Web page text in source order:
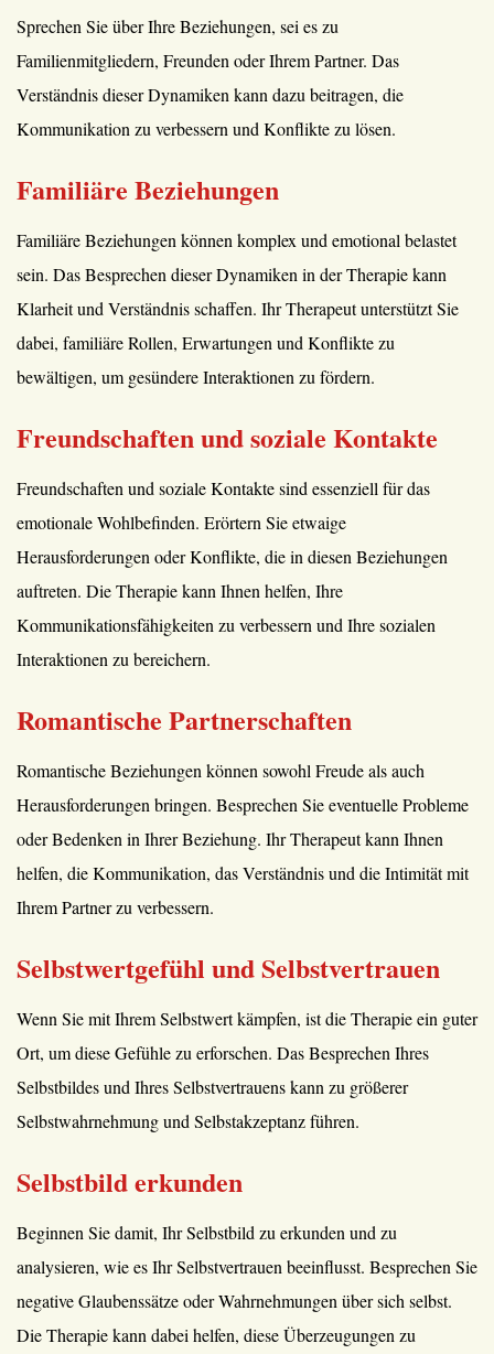
Sprechen Sie über Ihre Beziehungen, sei es zu
Familienmitgliedern, Freunden oder Ihrem Partner. Das
Verständnis dieser Dynamiken kann dazu beitragen, die
Kommunikation zu verbessern und Konflikte zu lösen.
Familiäre Beziehungen
Familiäre Beziehungen können komplex und emotional belastet
sein. Das Besprechen dieser Dynamiken in der Therapie kann
Klarheit und Verständnis schaffen. Ihr Therapeut unterstützt Sie
dabei, familiäre Rollen, Erwartungen und Konflikte zu
bewältigen, um gesündere Interaktionen zu fördern.
Freundschaften und soziale Kontakte
Freundschaften und soziale Kontakte sind essenziell für das
emotionale Wohlbefinden. Erörtern Sie etwaige
Herausforderungen oder Konflikte, die in diesen Beziehungen
auftreten. Die Therapie kann Ihnen helfen, Ihre
Kommunikationsfähigkeiten zu verbessern und Ihre sozialen
Interaktionen zu bereichern.
Romantische Partnerschaften
Romantische Beziehungen können sowohl Freude als auch
Herausforderungen bringen. Besprechen Sie eventuelle Probleme
oder Bedenken in Ihrer Beziehung. Ihr Therapeut kann Ihnen
helfen, die Kommunikation, das Verständnis und die Intimität mit
Ihrem Partner zu verbessern.
Selbstwertgefühl und Selbstvertrauen
Wenn Sie mit Ihrem Selbstwert kämpfen, ist die Therapie ein guter
Ort, um diese Gefühle zu erforschen. Das Besprechen Ihres
Selbstbildes und Ihres Selbstvertrauens kann zu größerer
Selbstwahrnehmung und Selbstakzeptanz führen.
Selbstbild erkunden
Beginnen Sie damit, Ihr Selbstbild zu erkunden und zu
analysieren, wie es Ihr Selbstvertrauen beeinflusst. Besprechen Sie
negative Glaubenssätze oder Wahrnehmungen über sich selbst.
Die Therapie kann dabei helfen, diese Überzeugungen zu